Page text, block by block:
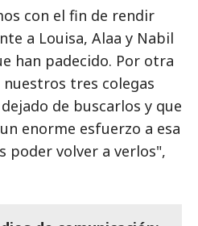
con el fin de rendir
a Louisa, Alaa y Nabil
han padecido. Por otra
tres colegas
de buscarlos y que
enorme esfuerzo a esa
poder volver a verlos",